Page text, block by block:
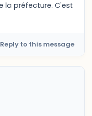
la préfecture. C'est
Reply to this message